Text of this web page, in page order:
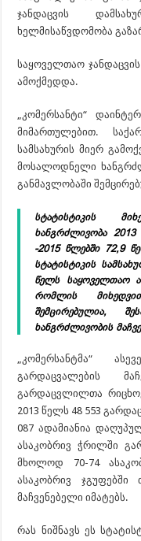
ჯანდაცვის
ხელმისაწვდომობა
საყოველთაო
ამოქმედდა.
„კომერსანტი“
მიმართულებით.
სამსახურის მიერ
მოსალოდნელი
განმავლობაში
სტატისტიკის
ხანგრძლივობა
-2015 წლებში 72,9
სტატისტიკის
წელს საყოველთაო
რომლის
შემცირებულია,
ხანგრძლივობის
„კომერსანტმა“
გარდაცვალების
გარდაცვლილთა
2013 წელს 48 553
087 ადამიანია
ასაკობრივ ჭრილში
მხოლოდ 70-74
ასაკობრივ ჯგუფებში
მაჩვენებელი იმატებს.
რას ნიშნავს ეს